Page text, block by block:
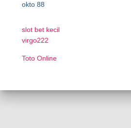
okto 88
slot bet kecil
virgo222
Toto Online